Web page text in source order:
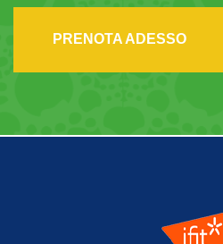
PRENOTA ADESSO